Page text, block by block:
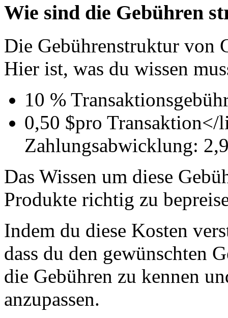
Wie sind die Gebühren
Die Gebührenstruktur von
Hier ist, was du wissen
10 %
0,50 $pro
Zahlungsabwicklung:
Das Wissen um diese
Produkte richtig zu
Indem du diese Kosten
dass du den gewünschten
die Gebühren zu kennen
anzupassen.